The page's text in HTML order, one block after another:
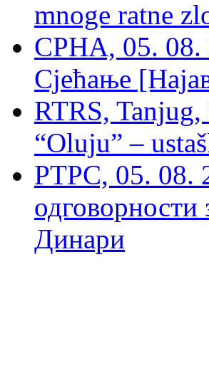
mnoge ratne
СРНА, 05. 08.
Сјећање
RTRS,
“Oluju” –
РТРС, 05. 08.
одговорности
Динари